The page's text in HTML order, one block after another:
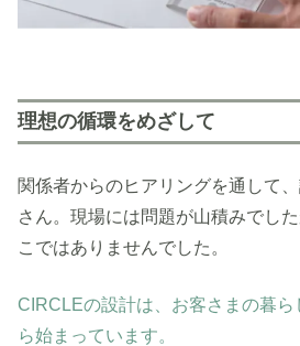
理想の循環をめざして
関係者からのヒアリングを通して
さん。現場には問題が山積みでし
こではありませんでした。
CIRCLEの設計は、お客さまの暮
ら始まっています。